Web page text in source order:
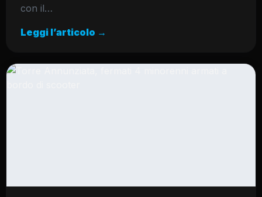
con il…
Leggi l’articolo →